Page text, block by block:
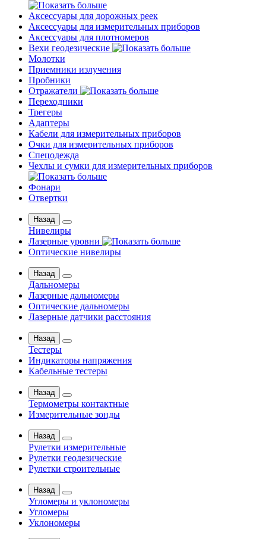
Аксессуары для дорожных реек
Аксессуары для измерительных приборов
Аксессуары для плотномеров
Вехи геодезические
Молотки
Приемники излучения
Пробники
Отражатели
Переходники
Трегеры
Адаптеры
Кабели для измерительных приборов
Очки для измерительных приборов
Спецодежда
Чехлы и сумки для измерительных приборов
Фонари
Отвертки
Назад
Нивелиры
Лазерные уровни
Оптические нивелиры
Назад
Дальномеры
Лазерные дальномеры
Оптические дальномеры
Лазерные датчики расстояния
Назад
Тестеры
Индикаторы напряжения
Кабельные тестеры
Назад
Термометры контактные
Измерительные зонды
Назад
Рулетки измерительные
Рулетки геодезические
Рулетки строительные
Назад
Угломеры и уклономеры
Угломеры
Уклономеры